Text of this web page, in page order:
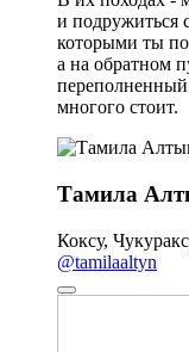
и подружиться
которыми ты
а на обратном
многого стоит.
Тамила
Коксу,
@tamilaaltyn